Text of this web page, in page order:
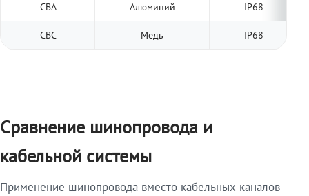
СВА Алюминий IP68
СВС Медь IP68
Сравнение шинопровода и
кабельной системы
Применение шинопровода вместо кабельных каналов